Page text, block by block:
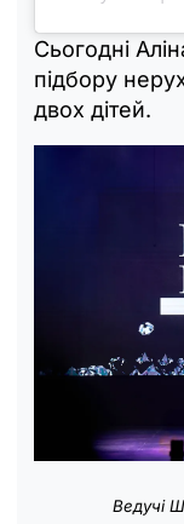
Сьогодні
підбору
двох дітей.
Ведучі